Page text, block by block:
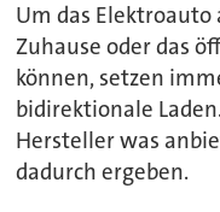
Um das
Zuhause oder das
können, setzen
bidirektionale
Hersteller was
dadurch ergeben.